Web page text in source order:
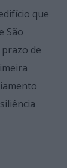
que
São
de